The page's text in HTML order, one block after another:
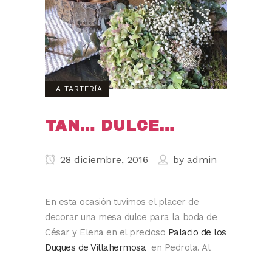
LA TARTERÍA
TAN… DULCE…
28 diciembre, 2016 by admin
En esta ocasión tuvimos el placer de
decorar una mesa dulce para la boda de
César y Elena en el precioso Palacio de los
Duques de Villahermosa en Pedrola. Al